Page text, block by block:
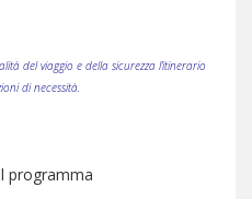
del viaggio e della sicurezza l’itinerario
di necessità.
programma